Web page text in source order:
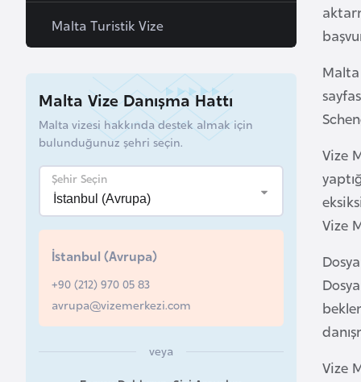
Vize
Vize
Vize
Malta Turistik Vize
Malta Vize Danışma Hattı
Malta vizesi hakkında destek almak için
bulunduğunuz şehri seçin.
Şehir Seçin
İstanbul (Avrupa)
+90 (212) 970 05 83
avrupa@vizemerkezi.com
veya
B
e
y
n
B
a
n
g
l